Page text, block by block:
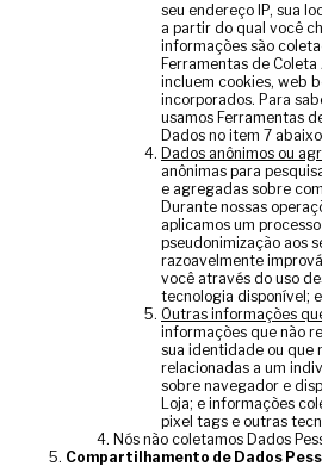
seu endereço IP, sua
a partir do qual você
informações são
Ferramentas de
incluem cookies, web
incorporados. Para
usamos Ferramentas
Dados no item 7
Dados anônimos ou
anônimas para
e agregadas sobre
Durante nossas
aplicamos um
pseudonimização aos
razoavelmente
você através do uso
tecnologia disponível; e
Outras informações
informações que não
sua identidade ou que
relacionadas a um
sobre navegador e
Loja; e informações
pixel tags e outras
Nós não coletamos Dados
Compartilhamento de Dados